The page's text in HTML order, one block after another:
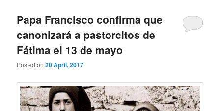
Papa Francisco confirma que
canonizará a pastorcitos de
Fátima el 13 de mayo
Posted on20 April, 2017